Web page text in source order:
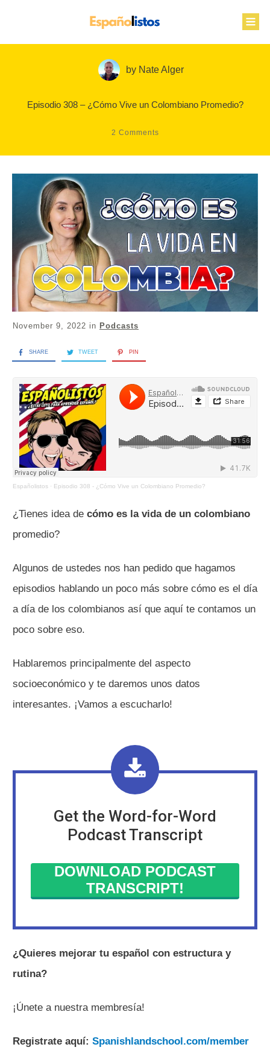
by Nate Alger
Episodio 308 – ¿Cómo Vive un Colombiano Promedio?
2 Comments
November 9, 2022 in Podcasts
SHARE TWEET PIN
Españolistos · Episodio 308 - ¿Cómo Vive un Colombiano Promedio?
¿Tienes idea de cómo es la vida de un colombiano
promedio?
Algunos de ustedes nos han pedido que hagamos
episodios hablando un poco más sobre cómo es el día
a día de los colombianos así que aquí te contamos un
poco sobre eso.
Hablaremos principalmente del aspecto
socioeconómico y te daremos unos datos
interesantes. ¡Vamos a escucharlo!
Get the Word-for-Word
Podcast Transcript
DOWNLOAD PODCAST
TRANSCRIPT!
¿Quieres mejorar tu español con estructura y
rutina?
¡Únete a nuestra membresía!
Registrate aquí: Spanishlandschool.com/member